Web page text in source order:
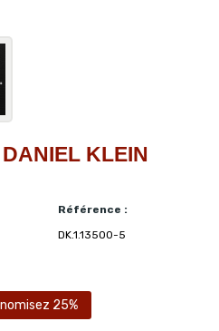
KLEIN
Référence :
DK.1.13500-5
25%